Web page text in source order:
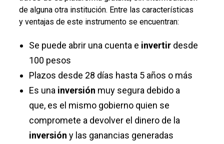
de alguna otra institución. Entre las características
y ventajas de este instrumento se encuentran:
Se puede abrir una cuenta e invertirdesde
100 pesos
Plazos desde 28 días hasta 5 años o más
Es una inversión muy segura debido a
que, es el mismo gobierno quien se
compromete a devolver el dinero de la
inversión y las ganancias generadas